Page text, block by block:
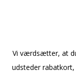
Vi værdsætter, at
udsteder rabatkort,